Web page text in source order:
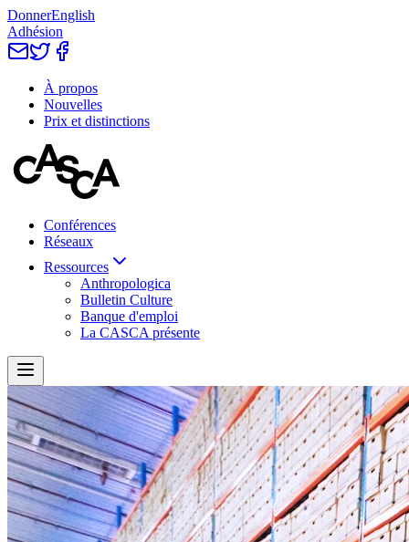
DonnerEnglish
Adhésion
À propos
Nouvelles
Prix et distinctions
Conférences
Réseaux
Ressources
Anthropologica
Bulletin Culture
Banque d'emploi
La CASCA présente